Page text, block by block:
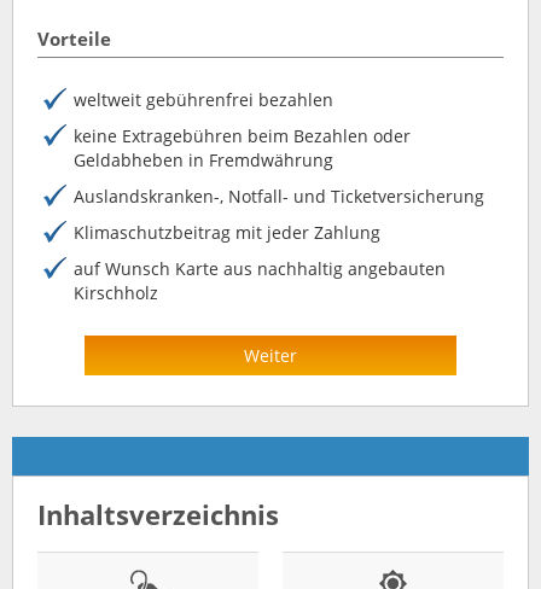
Vorteile
weltweit gebührenfrei bezahlen
keine Extragebühren beim Bezahlen oder
Geldabheben in Fremdwährung
Auslandskranken-, Notfall- und Ticketversicherung
Klimaschutzbeitrag mit jeder Zahlung
auf Wunsch Karte aus nachhaltig angebauten
Kirschholz
Weiter
Inhaltsverzeichnis